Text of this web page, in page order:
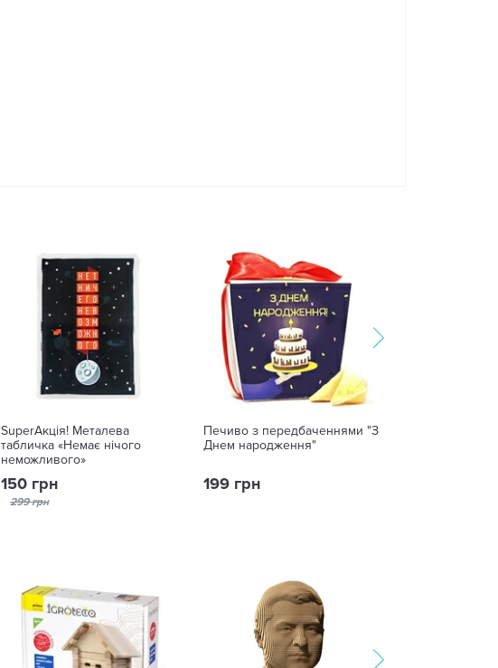
SuperАкція! Металева
табличка «Немає нічого
неможливого»
150 грн
299 грн
Печиво з передбаченнями "З
Днем народження"
199 грн